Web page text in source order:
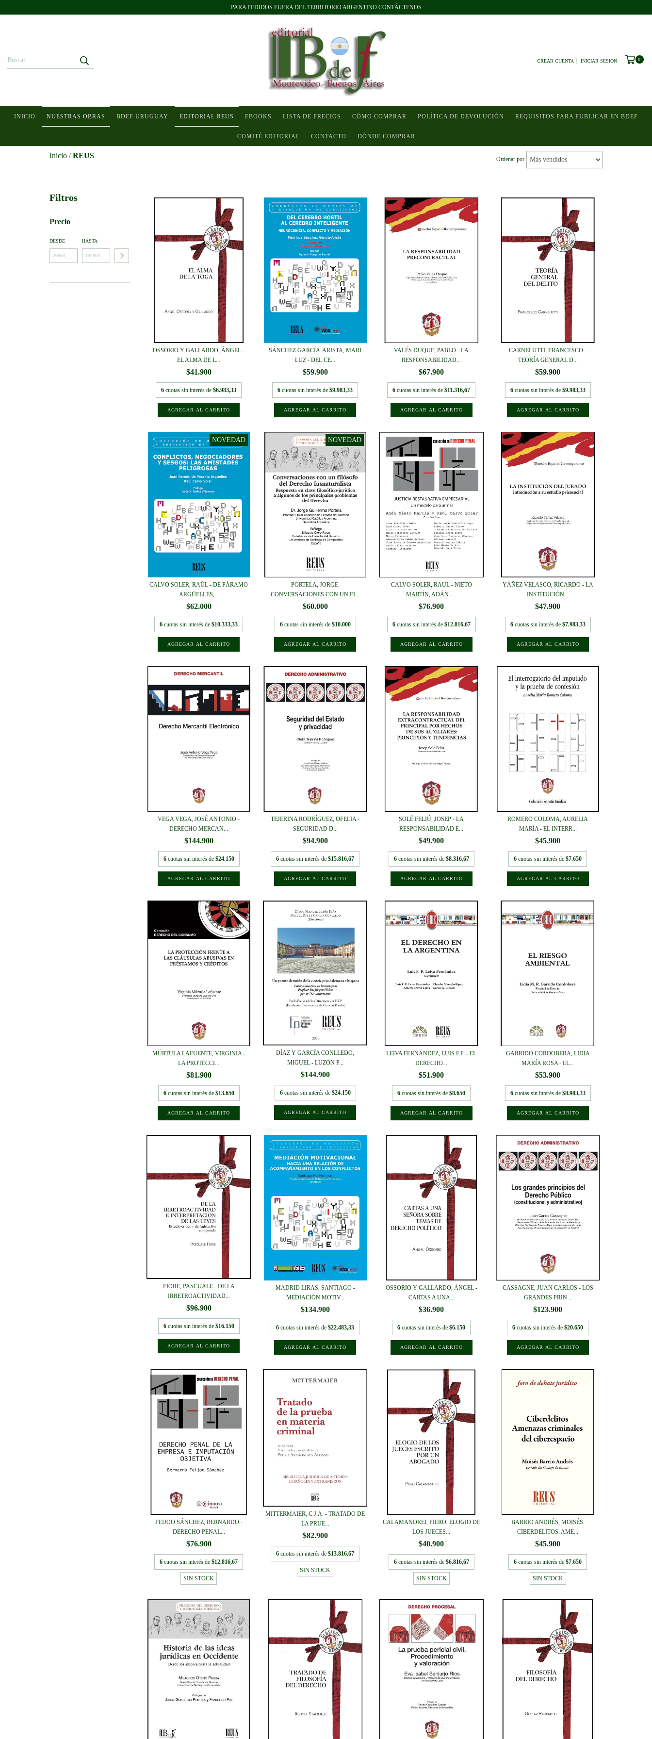
PARA PEDIDOS FUERA DEL TERRITORIO ARGENTINO CONTÁCTENOS
CREAR CUENTA INICIAR SESIÓN 0
INICIO NUESTRAS OBRAS BDEF URUGUAY EDITORIAL REUS EBOOKS LISTA DE PRECIOS CÓMO COMPRAR POLÍTICA DE DEVOLUCIÓN REQUISITOS PARA PUBLICAR EN BDEF
COMITÉ EDITORIAL CONTACTO DÓNDE COMPRAR
Inicio / REUS Ordenar por
Filtros
Precio
DESDE HASTA
OSSORIO Y GALLARDO, ÁNGEL -
EL ALMA DE L...
$41.900
6 cuotas sin interés de$6.983,33
SÁNCHEZ GARCÍA-ARISTA, MARI
LUZ - DEL CE...
$59.900
6 cuotas sin interés de$9.983,33
VALÉS DUQUE, PABLO - LA
RESPONSABILIDAD...
$67.900
6 cuotas sin interés de$11.316,67
CARNELUTTI, FRANCESCO -
TEORÍA GENERAL D...
$59.900
6 cuotas sin interés de $9.983,33
CALVO SOLER, RAÚL - DE PÁRAMO
ARGÜELLES,...
$62.000
6 cuotas sin interés de$10.333,33
PORTELA, JORGE:
CONVERSACIONES CON UN FI...
$60.000
6 cuotas sin interés de $10.000
CALVO SOLER, RAÚL - NIETO
MARTÍN, ADÁN -...
$76.900
6 cuotas sin interés de $12.816,67
YÁÑEZ VELASCO, RICARDO - LA
INSTITUCIÓN...
$47.900
6 cuotas sin interés de $7.983,33
VEGA VEGA, JOSÉ ANTONIO -
DERECHO MERCAN...
$144.900
6 cuotas sin interés de $24.150
TEJERINA RODRÍGUEZ, OFELIA -
SEGURIDAD D...
$94.900
6 cuotas sin interés de$15.816,67
SOLÉ FELIÚ, JOSEP - LA
RESPONSABILIDAD E...
$49.900
6 cuotas sin interés de $8.316,67
ROMERO COLOMA, AURELIA
MARÍA - EL INTERR...
$45.900
6 cuotas sin interés de$7.650
MÚRTULA LAFUENTE, VIRGINIA -
LA PROTECCI...
$81.900
6 cuotas sin interés de $13.650
DÍAZ Y GARCÍA CONLLEDO,
MIGUEL - LUZÓN P...
$144.900
6 cuotas sin interés de $24.150
LEIVA FERNÁNDEZ, LUIS F.P. - EL
DERECHO...
$51.900
6 cuotas sin interés de$8.650
GARRIDO CORDOBERA, LIDIA
MARÍA ROSA - EL...
$53.900
6 cuotas sin interés de $8.983,33
FIORE, PASCUALE - DE LA
IRRETROACTIVIDAD...
$96.900
6 cuotas sin interés de $16.150
MADRID LIRAS, SANTIAGO -
MEDIACIÓN MOTIV...
$134.900
6 cuotas sin interés de$22.483,33
OSSORIO Y GALLARDO, ÁNGEL -
CARTAS A UNA...
$36.900
6 cuotas sin interés de$6.150
CASSAGNE, JUAN CARLOS - LOS
GRANDES PRIN...
$123.900
6 cuotas sin interés de$20.650
FEIJOO SÁNCHEZ, BERNARDO -
DERECHO PENAL...
$76.900
6 cuotas sin interés de$12.816,67
SIN STOCK
MITTERMAIER, C.J.A. - TRATADO DE
LA PRUE...
$82.900
6 cuotas sin interés de$13.816,67
SIN STOCK
CALAMANDREI, PIERO. ELOGIO DE
LOS JUECES...
$40.900
6 cuotas sin interés de $6.816,67
SIN STOCK
BARRIO ANDRÉS, MOISÉS.
CIBERDELITOS: AME...
$45.900
6 cuotas sin interés de$7.650
SIN STOCK